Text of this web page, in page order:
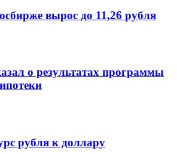
вырос до 11,26 рубля
о результатах программы
рубля к доллару